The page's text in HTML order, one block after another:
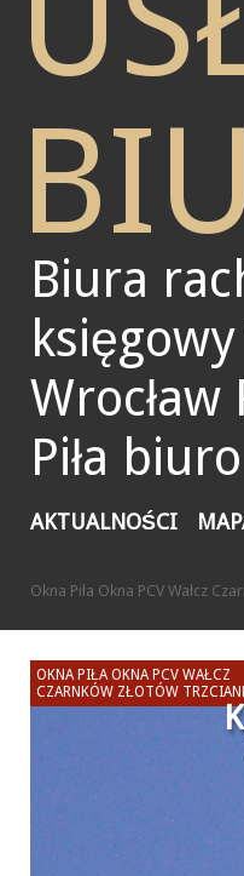
Biura
Piła
AKTUALNOŚCI
Okna Piła Okna PCV Wałcz
OKNA PIŁA OKNA PCV WAŁCZ
CZARNKÓW ZŁOTÓW